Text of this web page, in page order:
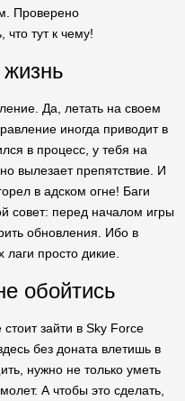
Проверено
что тут к чему!
жизнь
Да, летать на своем
иногда приводит в
в процесс, у тебя на
вылезает препятствие. И
в адском огне! Баги
совет: перед началом игры
обновления. Ибо в
просто дикие.
обойтись
зайти в Sky Force
без доната влетишь в
нужно не только уметь
А чтобы это сделать,